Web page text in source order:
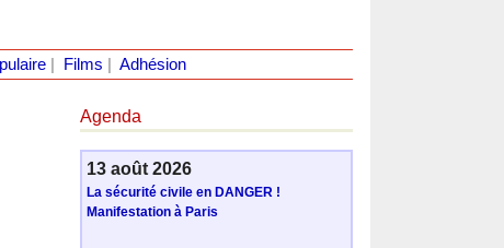
| Films Adhésion
Agenda
13 août 2026
La sécurité civile en DANGER !
Manifestation à Paris